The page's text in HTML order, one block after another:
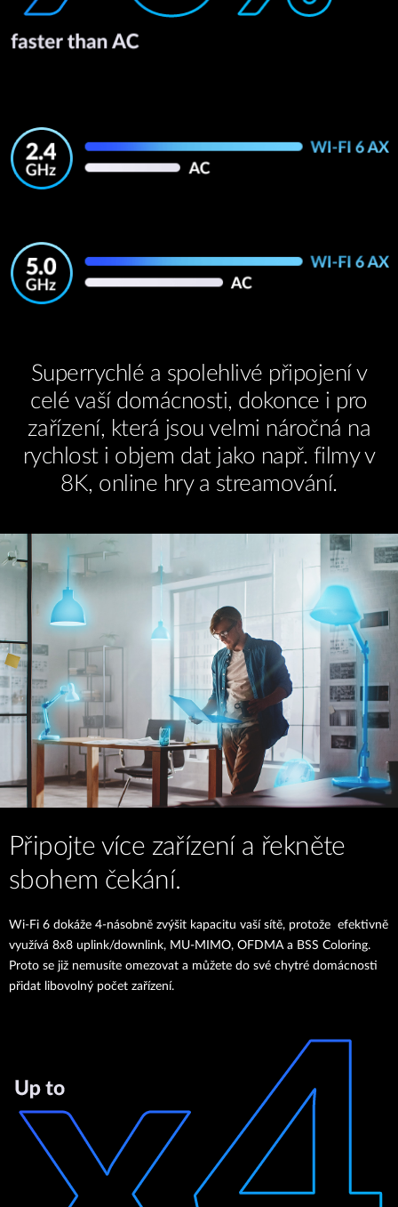
Superrychlé a spolehlivé připojení v
celé vaší domácnosti, dokonce i pro
zařízení, která jsou velmi náročná na
rychlost i objem dat jako např. filmy v
8K, online hry a streamování.
Připojte více zařízení a řekněte
sbohem čekání.
Wi-Fi 6 dokáže 4-násobně zvýšit kapacitu vaší sítě, protože efektivně
využívá 8x8 uplink/downlink, MU-MIMO, OFDMA a BSS Coloring.
Proto se již nemusíte omezovat a můžete do své chytré domácnosti
přidat libovolný počet zařízení.